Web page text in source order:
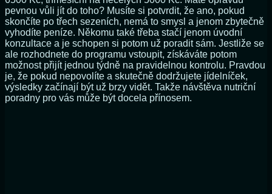
pevnou vůli jít do toho? Musíte si potvrdit, že ano, pokud
skončíte po třech sezeních, nemá to smysl a jenom zbytečně
vyhodíte peníze. Někomu také třeba stačí jenom úvodní
konzultace a je schopen si potom už poradit sám. Jestliže se
ale rozhodnete do programu vstoupit, získáváte potom
možnost přijít jednou týdně na pravidelnou kontrolu. Pravdou
je, že pokud nepovolíte a skutečně dodržujete jídelníček,
výsledky začínají být už brzy vidět. Takže návštěva nutriční
poradny pro vás může být docela přínosem.